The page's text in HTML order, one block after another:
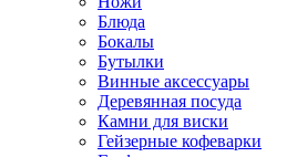
Блюда
Бокалы
Бутылки
Винные аксессуары
Деревянная посуда
Камни для виски
Гейзерные кофеварки